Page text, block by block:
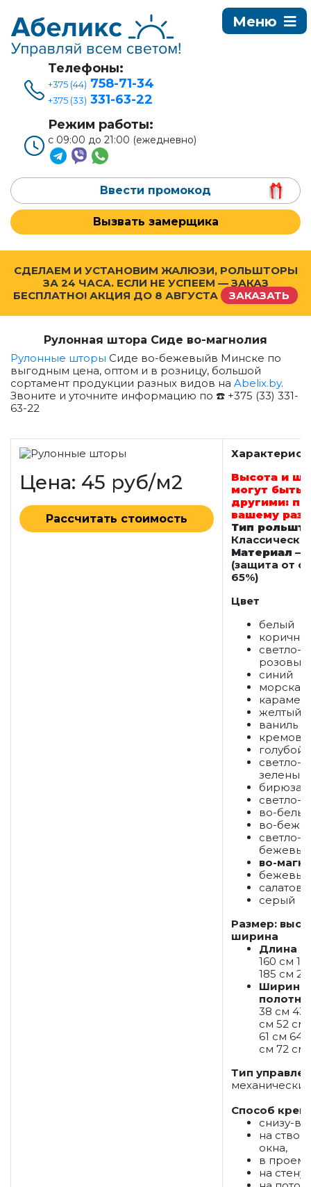
Телефоны:
+375 (44) 758-71-34
+375 (33) 331-63-22
Режим работы:
с 09:00 до 21:00 (ежедневно)
Ввести промокод
Вызвать замерщика
СДЕЛАЕМ И УСТАНОВИМ ЖАЛЮЗИ, РОЛЬШТОРЫ
ЗА 24 ЧАСА. ЕСЛИ НЕ УСПЕЕМ — ЗАКАЗ
БЕСПЛАТНО! АКЦИЯ ДО 8 АВГУСТА ЗАКАЗАТЬ
Рулонная штора Сиде во-магнолия
Рулонные шторы Сиде во-бежевыйв Минске по
выгодным цена, оптом и в розницу, большой
сортамент продукции разных видов на Abelix.by.
Звоните и уточните информацию по ☎️ +375 (33) 331-
63-22
Цена: 45 руб/м2
Рассчитать стоимость
Высота и
могут быть
другими: по
вашему
Тип
Материал —
(защита от
65%)
Цвет
белый
светло-
розовый
синий
морская
желтый
ваниль
голубой
светло-
зеленый
бирюза
светло-
во-
во-
светло-
бежевый
во-
бежевый
серый
Размер:
ширина
Длина
160 см
185 см
Ширина
полотна
38 см 43
см 52 см
61 см 64
см 72 см
Тип
механический
Способ
снизу-
на
окна,
в проем,
на стену,